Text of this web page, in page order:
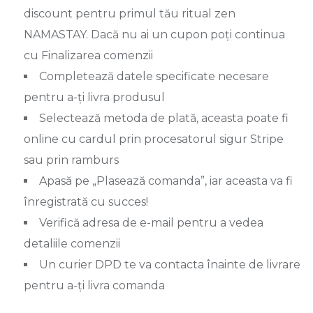
discount pentru primul tău ritual zen
NAMASTAY. Dacă nu ai un cupon poți continua
cu Finalizarea comenzii
Completează datele specificate necesare
pentru a-ți livra produsul
Selectează metoda de plată, aceasta poate fi
online cu cardul prin procesatorul sigur Stripe
sau prin ramburs
Apasă pe „Plasează comanda”, iar aceasta va fi
înregistrată cu succes!
Verifică adresa de e-mail pentru a vedea
detaliile comenzii
Un curier DPD te va contacta înainte de livrare
pentru a-ți livra comanda